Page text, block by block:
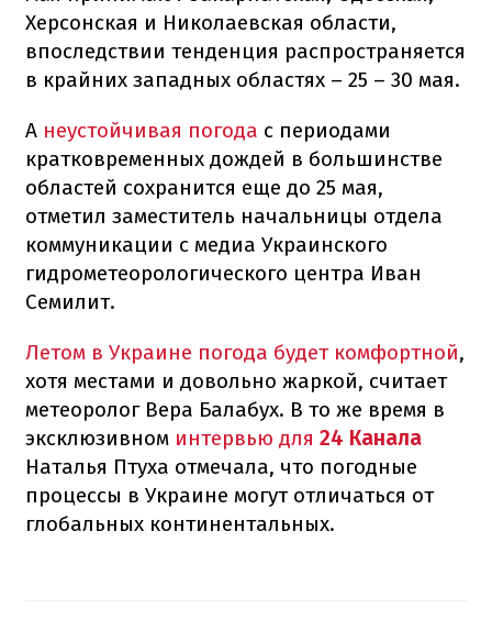
Херсонская и Николаевская области,
впоследствии тенденция распространяется
в крайних западных областях – 25 – 30 мая.
А неустойчивая погода с периодами
кратковременных дождей в большинстве
областей сохранится еще до 25 мая,
отметил заместитель начальницы отдела
коммуникации с медиа Украинского
гидрометеорологического центра Иван
Семилит.
Летом в Украине погода будет комфортной,
хотя местами и довольно жаркой, считает
метеоролог Вера Балабух. В то же время в
эксклюзивном интервью для 24 Канала
Наталья Птуха отмечала, что погодные
процессы в Украине могут отличаться от
глобальных континентальных.